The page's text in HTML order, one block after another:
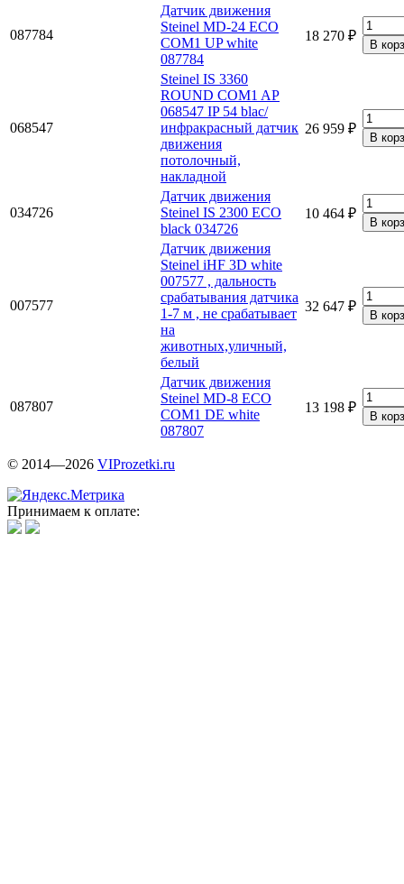
087784
Датчик движения
Steinel MD-24 ECO
COM1 UP white
087784
18 270 ₽
068547
Steinel IS 3360
ROUND COM1 AP
068547 IP 54 blac/
инфракрасный датчик
движения
потолочный,
накладной
26 959 ₽
034726
Датчик движения
Steinel IS 2300 ECO
black 034726
10 464 ₽
007577
Датчик движения
Steinel iHF 3D white
007577 , дальность
срабатывания датчика
1-7 м , не срабатывает
на
животных,уличный,
белый
32 647 ₽
087807
Датчик движения
Steinel MD-8 ECO
COM1 DE white
087807
13 198 ₽
© 2014—2026 VIProzetki.ru
Принимаем к оплате: